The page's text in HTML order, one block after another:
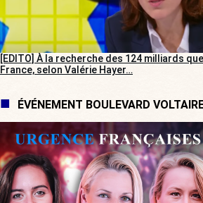
[EDITO] À la recherche des 124 milliards
France, selon Valérie Hayer…
ÉVÉNEMENT BOULEVARD